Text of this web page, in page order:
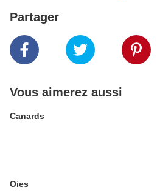
Partager
Vous aimerez aussi
Canards
Oies